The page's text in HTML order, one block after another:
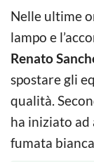
Nelle ultime
lampo e
Renato
spostare gli
qualità.
ha iniziato
fumata